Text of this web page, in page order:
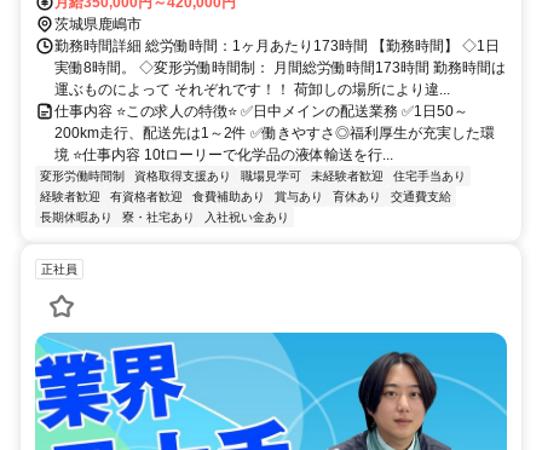
茨城県鹿嶋市
勤務時間詳細 総労働時間：1ヶ月あたり173時間 【勤務時間】 ◇1日
実働8時間。 ◇変形労働時間制： 月間総労働時間173時間 勤務時間は
運ぶものによって それぞれです！！ 荷卸しの場所により違...
仕事内容 ⭐️この求人の特徴⭐️ ✅️日中メインの配送業務 ✅️1日50～
200km走行、配送先は1～2件 ✅️働きやすさ◎福利厚生が充実した環
境 ⭐️仕事内容 10tローリーで化学品の液体輸送を行...
変形労働時間制 資格取得支援あり 職場見学可 未経験者歓迎
住宅手当あり
経験者歓迎
有資格者歓迎 食費補助あり 賞与あり 育休あり
交通費支給
長期休暇あり
寮・社宅あり 入社祝い金あり
正社員